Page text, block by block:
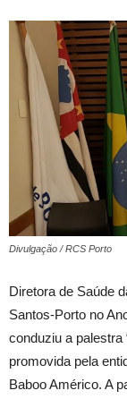
Divulgação / RCS Porto
Diretora de Saúde
Santos-Porto no
conduziu a palestra
promovida pela
Baboo Américo. A